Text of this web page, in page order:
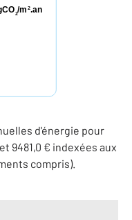
2/m 2.an
d'énergie pour
9481,0 € indexées aux
compris).